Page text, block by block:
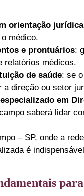
orientação jurídica
médico.
e prontuários:
relatórios médicos.
de saúde: se
a direção ou setor
em
saberá lidar
– SP, onde a
é